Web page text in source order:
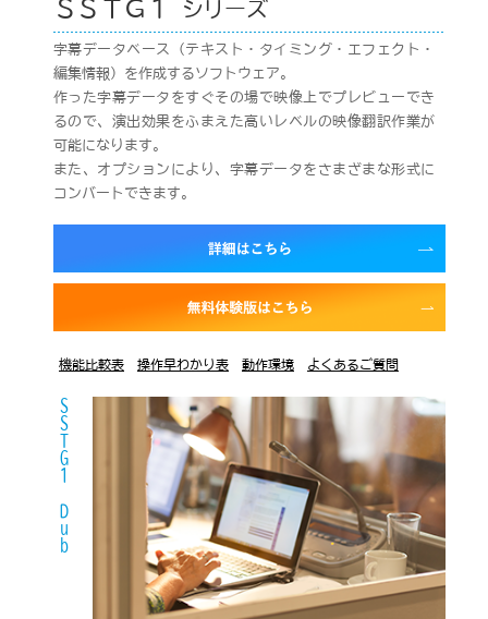
ＳＳＴＧ１ シリーズ
字幕データベース（テキスト・タイミング・エフェクト・
編集情報）を作成するソフトウェア。
作った字幕データをすぐその場で映像上でプレビューでき
るので、演出効果をふまえた高いレベルの映像翻訳作業が
可能になります。
また、オプションにより、字幕データをさまざまな形式に
コンバートできます。
機能比較表 操作早わかり表 動作環境 よくあるご質問
SSTG1 Dub